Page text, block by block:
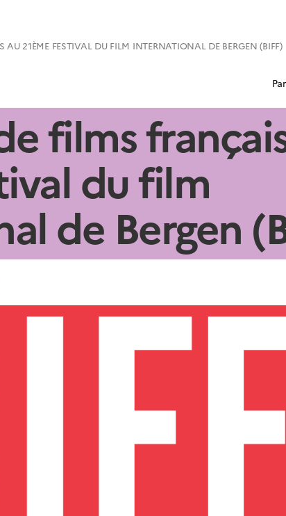
AU 21ÈME FESTIVAL DU FILM INTERNATIONAL DE BERGEN (BIFF)
films
du film
de Bergen